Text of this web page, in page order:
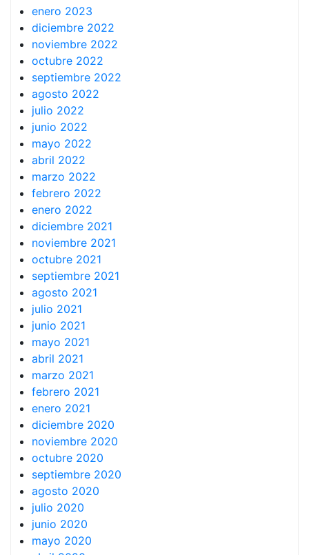
enero 2023
diciembre 2022
noviembre 2022
octubre 2022
septiembre 2022
agosto 2022
julio 2022
junio 2022
mayo 2022
abril 2022
marzo 2022
febrero 2022
enero 2022
diciembre 2021
noviembre 2021
octubre 2021
septiembre 2021
agosto 2021
julio 2021
junio 2021
mayo 2021
abril 2021
marzo 2021
febrero 2021
enero 2021
diciembre 2020
noviembre 2020
octubre 2020
septiembre 2020
agosto 2020
julio 2020
junio 2020
mayo 2020